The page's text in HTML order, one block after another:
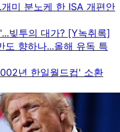
미 분노케 한 ISA 개편안
빚투의 대가? [Y녹취록]
향하나...올해 유독 특
년 한일월드컵' 소환